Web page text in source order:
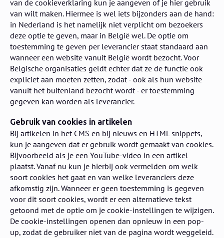
van de cookieverklaring kun je aangeven of je hier gebruik
van wilt maken. Hiermee is wel iets bijzonders aan de hand:
in Nederland is het namelijk niet verplicht om bezoekers
deze optie te geven, maar in België wel. De optie om
toestemming te geven per leverancier staat standaard aan
wanneer een website vanuit België wordt bezocht. Voor
Belgische organisaties geldt echter dat ze de functie ook
expliciet aan moeten zetten, zodat - ook als hun website
vanuit het buitenland bezocht wordt - er toestemming
gegeven kan worden als leverancier.
Gebruik van cookies in artikelen
Bij artikelen in het CMS en bij nieuws en HTML snippets,
kun je aangeven dat er gebruik wordt gemaakt van cookies.
Bijvoorbeeld als je een YouTube-video in een artikel
plaatst. Vanaf nu kun je hierbij ook vermelden om welk
soort cookies het gaat en van welke leveranciers deze
afkomstig zijn. Wanneer er geen toestemming is gegeven
voor dit soort cookies, wordt er een alternatieve tekst
getoond met de optie om je cookie-instellingen te wijzigen.
De cookie-instellingen openen dan opnieuw in een pop-
up, zodat de gebruiker niet van de pagina wordt weggeleid.